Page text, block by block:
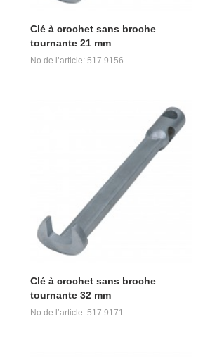
Clé à crochet sans broche
tournante 21 mm
No de l’article: 517.9156
Clé à crochet sans broche
tournante 32 mm
No de l’article: 517.9171